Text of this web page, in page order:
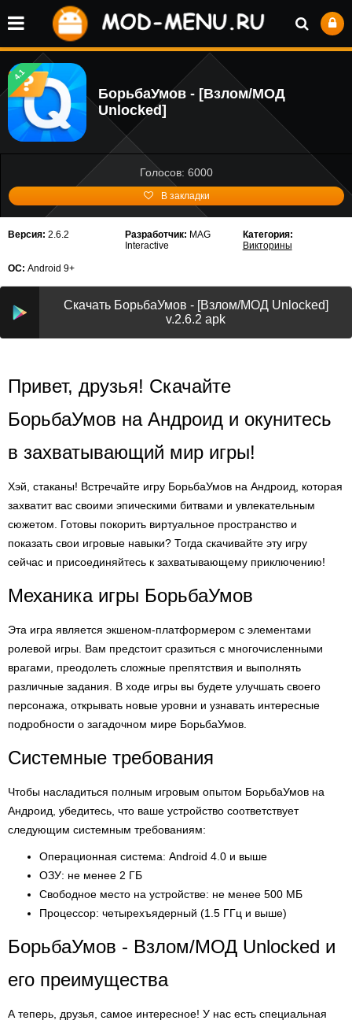
4.1
БорьбаУмов - [Взлом/МОД
Unlocked]
Голосов: 6000
В закладки
Версия: 2.6.2 Разработчик: MAG
Interactive
Категория:
Викторины
ОС: Android 9+
Скачать БорьбаУмов - [Взлом/МОД Unlocked]
v.2.6.2 apk
Привет, друзья! Скачайте
БорьбаУмов на Андроид и окунитесь
в захватывающий мир игры!
Хэй, стаканы! Встречайте игру БорьбаУмов на Андроид, которая
захватит вас своими эпическими битвами и увлекательным
сюжетом. Готовы покорить виртуальное пространство и
показать свои игровые навыки? Тогда скачивайте эту игру
сейчас и присоединяйтесь к захватывающему приключению!
Механика игры БорьбаУмов
Эта игра является экшеном-платформером с элементами
ролевой игры. Вам предстоит сразиться с многочисленными
врагами, преодолеть сложные препятствия и выполнять
различные задания. В ходе игры вы будете улучшать своего
персонажа, открывать новые уровни и узнавать интересные
подробности о загадочном мире БорьбаУмов.
Системные требования
Чтобы насладиться полным игровым опытом БорьбаУмов на
Андроид, убедитесь, что ваше устройство соответствует
следующим системным требованиям:
Операционная система: Android 4.0 и выше
ОЗУ: не менее 2 ГБ
Свободное место на устройстве: не менее 500 МБ
Процессор: четырехъядерный (1.5 ГГц и выше)
БорьбаУмов - Взлом/МОД Unlocked и
его преимущества
А теперь, друзья, самое интересное! У нас есть специальная